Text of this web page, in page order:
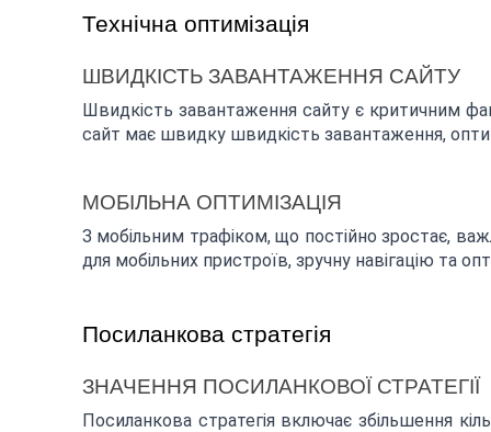
Технічна оптимізація
ШВИДКІСТЬ ЗАВАНТАЖЕННЯ САЙТУ
Швидкість завантаження сайту є критичним
сайт має швидку швидкість завантаження,
МОБІЛЬНА ОПТИМІЗАЦІЯ
З мобільним трафіком, що постійно зростає,
для мобільних пристроїв, зручну навігацію та
Посиланкова стратегія
ЗНАЧЕННЯ ПОСИЛАНКОВОЇ СТРАТЕГІЇ
Посиланкова стратегія включає збільшення